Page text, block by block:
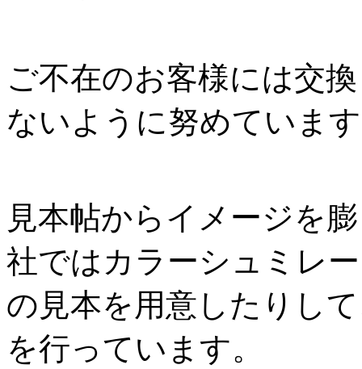
ご不在のお客様には交
ないように努めていま
見本帖からイメージを
社ではカラーシュミレ
の見本を用意したりし
を行っています。